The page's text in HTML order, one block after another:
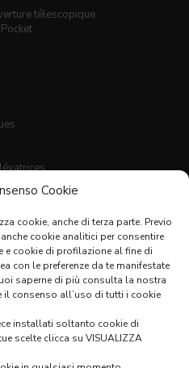
Cookie
cookie, anche di terza parte. Previo
cookie analitici per consentire
cookie di profilazione al fine di
con le preferenze da te manifestate
saperne di più consulta la nostra
il consenso all’uso di tutti i cookie
installati soltanto cookie di
scelte clicca su VISUALIZZA
télescopique
Vente